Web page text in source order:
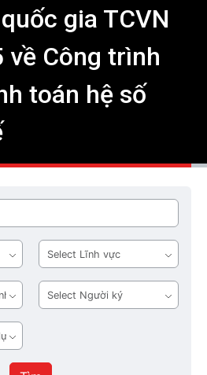
gia TCVN
về Công trình
toán hệ số
Lĩnh
vực
Người
ký